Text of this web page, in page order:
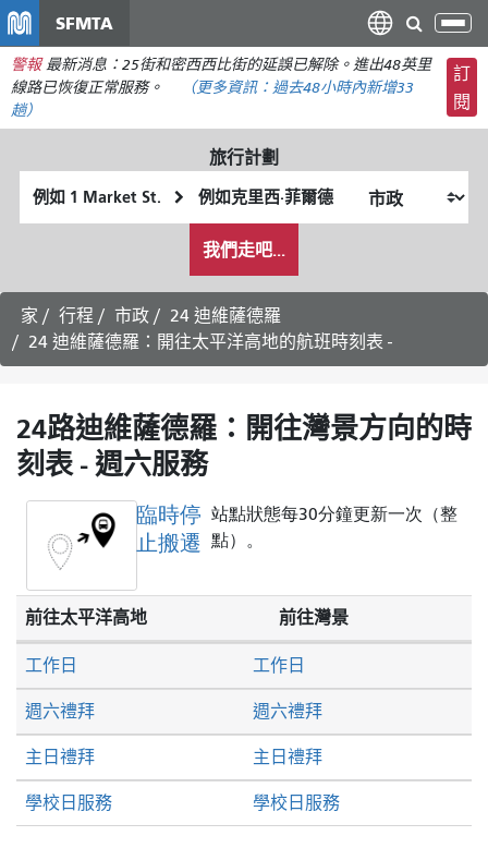
主
要
容
SFMTA
切
換
導
航
警報 最新消息：25街和密西西比街的延誤已解除。進出48英里
線路已恢復正常服務。
（更多資訊： 過去48小時內新增33
趟）
訂
閱
旅行計劃
起
始
終
點
我
希
望
的
旅
行
式
我們走吧...
家 行程 市政
24 迪維薩德羅
24 迪維薩德羅：開往太平洋高地的航班時刻表 -
24路迪維薩德羅：開往灣景方向的時
刻表 - 週六服務
臨時停
止搬遷
站點狀態每30分鐘更新一次（整
點）。
前往太平洋高地 前往灣景
週六禮拜 週六禮拜
主日禮拜 主日禮拜
工作日 工作日
學校日服務 學校日服務